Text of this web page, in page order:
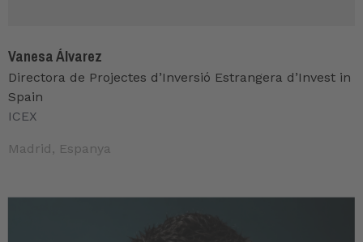
Vanesa Álvarez
Directora de Projectes d’Inversió Estrangera d’Invest in
Spain
ICEX
Madrid, Espanya